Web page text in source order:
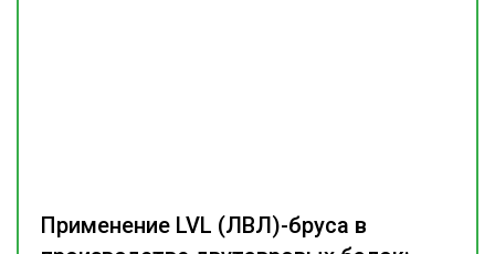
Применение LVL (ЛВЛ)-бруса в